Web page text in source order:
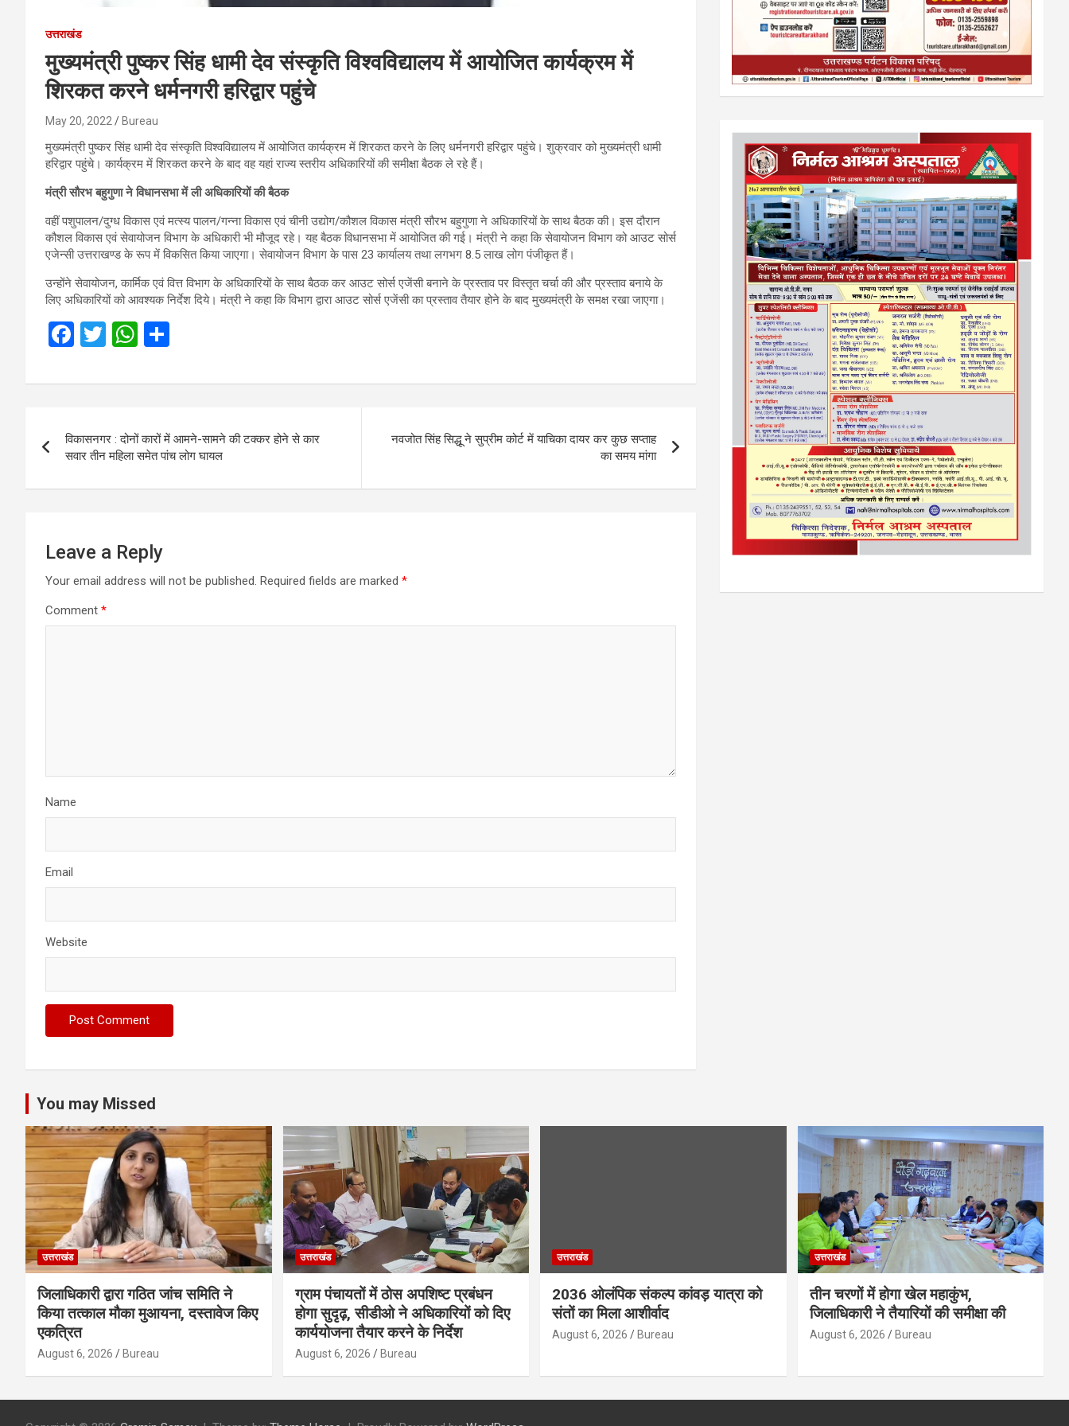
उत्तराखंड
मुख्‍यमंत्री पुष्‍कर सिंह धामी देव संस्कृति विश्वविद्यालय में आयोजित कार्यक्रम में
शिरकत करने धर्मनगरी हरिद्वार पहुंचे
May 20, 2022 Bureau
मुख्‍यमंत्री पुष्‍कर सिंह धामी देव संस्कृति विश्वविद्यालय में आयोजित कार्यक्रम में शिरकत करने के लिए धर्मनगरी हरिद्वार पहुंचे। शुक्रवार को मुख्‍यमंत्री धामी
हरिद्वार पहुंचे। कार्यक्रम में शिरकत करने के बाद वह यहां राज्य स्तरीय अधिकारियों की समीक्षा बैठक ले रहे हैं।
मंत्री सौरभ बहुगुणा ने विधानसभा में ली अधिकारियों की बैठक
वहीं पशुपालन/दुग्ध विकास एवं मत्स्य पालन/गन्ना विकास एवं चीनी उद्योग/कौशल विकास मंत्री सौरभ बहुगुणा ने अधिकारियों के साथ बैठक की। इस दौरान
कौशल विकास एवं सेवायोजन विभाग के अधिकारी भी मौजूद रहे। यह बैठक विधानसभा में आयोजित की गई। मंत्री ने कहा कि सेवायोजन विभाग को आउट सोर्स
एजेन्सी उत्तराखण्ड के रूप में विकसित किया जाएगा। सेवायोजन विभाग के पास 23 कार्यालय तथा लगभग 8.5 लाख लोग पंजीकृत हैं।
उन्होंने सेवायोजन, कार्मिक एवं वित्त विभाग के अधिकारियों के साथ बैठक कर आउट सोर्स एजेंसी बनाने के प्रस्ताव पर विस्तृत चर्चा की और प्रस्ताव बनाये के
लिए अधिकारियों को आवश्यक निर्देश दिये। मंत्री ने कहा कि विभाग द्वारा आउट सोर्स एजेंसी का प्रस्ताव तैयार होने के बाद मुख्यमंत्री के समक्ष रखा जाएगा।
F
ce
o
o
k
T
tt
W
at
A
p
p
ar
navigation
विकासनगर : दोनों कारों में आमने-सामने की टक्कर होने से कार
सवार तीन महिला समेत पांच लोग घायल
नवजोत सिंह सिद्धू ने सुप्रीम कोर्ट में याचिका दायर कर कुछ सप्‍ताह
का समय मांगा
Leave a Reply
Your email address will not be published. Required fields are marked *
Comment *
Name
Email
Website
You may Missed
उत्तराखंड
जिलाधिकारी द्वारा गठित जांच समिति ने
किया तत्काल मौका मुआयना, दस्तावेज किए
एकत्रित
August 6, 2026 Bureau
उत्तराखंड
ग्राम पंचायतों में ठोस अपशिष्ट प्रबंधन
होगा सुदृढ़, सीडीओ ने अधिकारियों को दिए
कार्ययोजना तैयार करने के निर्देश
August 6, 2026 Bureau
उत्तराखंड
2036 ओलंपिक संकल्प कांवड़ यात्रा को
संतों का मिला आशीर्वाद
August 6, 2026 Bureau
उत्तराखंड
तीन चरणों में होगा खेल महाकुंभ,
जिलाधिकारी ने तैयारियों की समीक्षा की
August 6, 2026 Bureau